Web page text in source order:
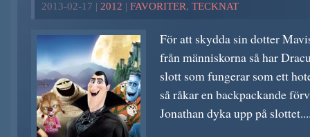
2013-02-17 | 2012 | FAVORITER, TECKNAT
För att skydda sin dotter
från människorna så har
slott som fungerar som ett
så råkar en backpackande
Jonathan dyka upp på